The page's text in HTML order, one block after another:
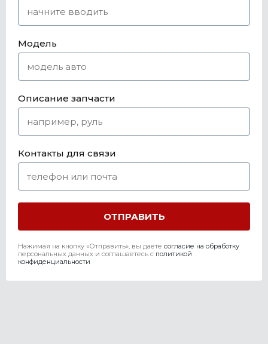
Модель
Описание запчасти
Контакты для связи
Нажимая на кнопку «Отправить», вы даете согласие на обработку
персональных данных и соглашаетесь c политикой
конфиденциальности